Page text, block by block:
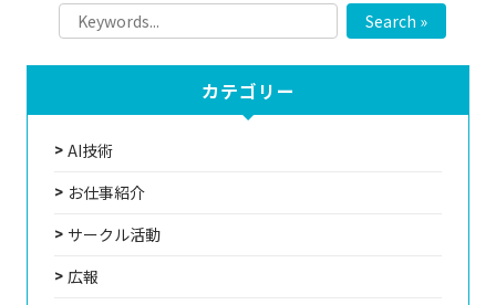
Search »
カテゴリー
AI技術
お仕事紹介
サークル活動
広報